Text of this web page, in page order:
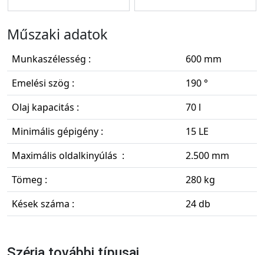
Műszaki adatok
Munkaszélesség :
600 mm
Emelési szög :
190 °
Olaj kapacitás :
70 l
Minimális gépigény :
15 LE
Maximális oldalkinyúlás :
2.500 mm
Tömeg :
280 kg
Kések száma :
24 db